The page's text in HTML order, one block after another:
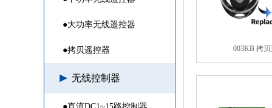
003KB 拷
●大功率无线遥控器
●拷贝遥控器
无线控制器